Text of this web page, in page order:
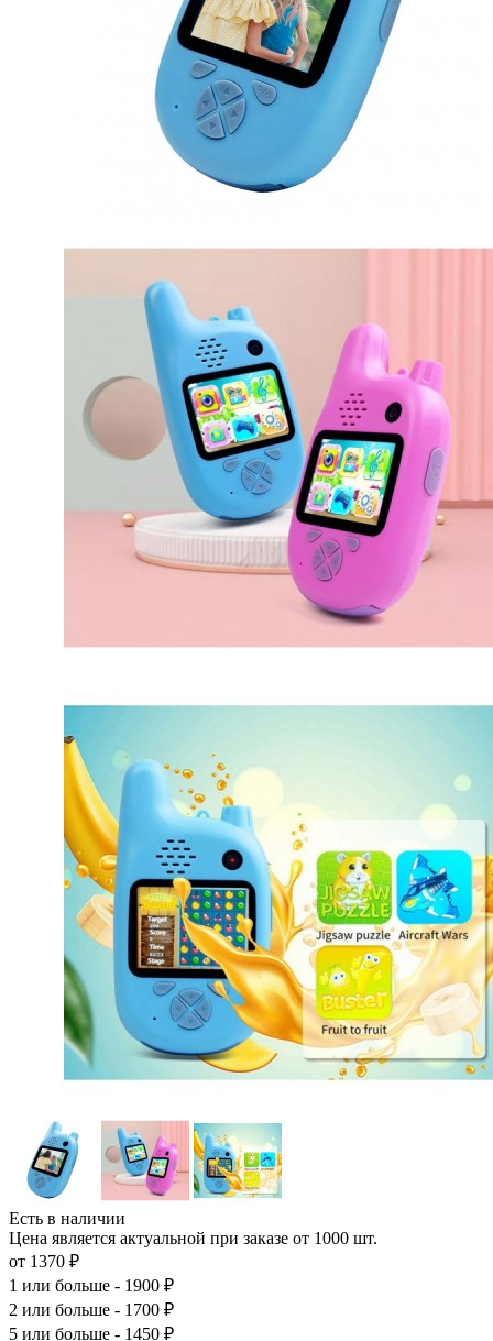
Есть в наличии
Цена является актуальной при заказе от 1000 шт.
от 1370 ₽
1 или больше - 1900 ₽
2 или больше - 1700 ₽
5 или больше - 1450 ₽